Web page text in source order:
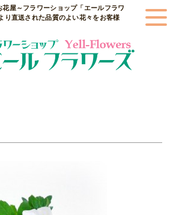
屋～フラワーショップ「エールフラワ
り直送された品質のよい花々をお客様